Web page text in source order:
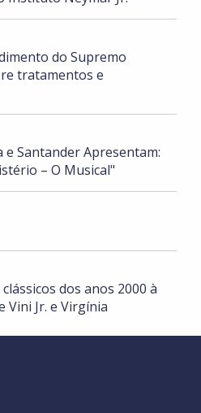
do Supremo
tratamentos e
Santander Apresentam:
– O Musical"
dos anos 2000 à
Vini Jr. e Virgínia